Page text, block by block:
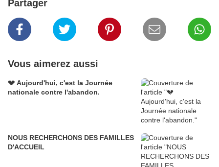
Partager
Vous aimerez aussi
💔 Aujourd'hui, c'est la Journée
nationale contre l'abandon.
NOUS RECHERCHONS DES FAMILLES
D'ACCUEIL